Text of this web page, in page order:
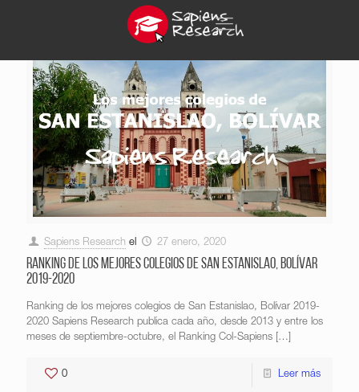
Sapiens Research el 27 enero, 2020
Ranking de los mejores colegios de San Estanislao, Bolívar
2019-2020
Ranking de los mejores colegios de San Estanislao, Bolívar 2019-
2020 Sapiens Research publica cada año, desde 2013 y entre los
meses de septiembre-octubre, el Ranking Col-Sapiens […]
0 Leer más